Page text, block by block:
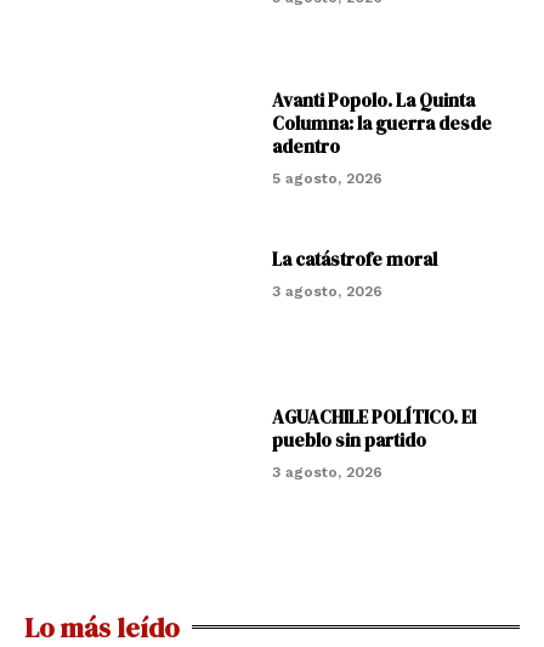
Avanti Popolo. La Quinta
Columna: la guerra desde
adentro
5 agosto, 2026
La catástrofe moral
3 agosto, 2026
AGUACHILE POLÍTICO. El
pueblo sin partido
3 agosto, 2026
Lo más leído